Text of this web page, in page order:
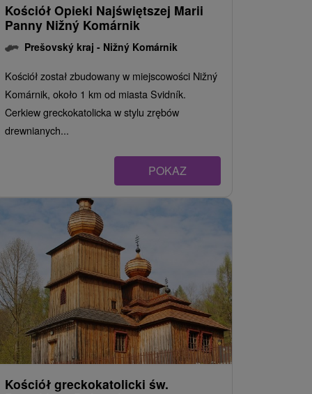
Kościół Opieki Najświętszej Marii
Panny Nižný Komárnik
Prešovský kraj - Nižný Komárnik
Kościół został zbudowany w miejscowości Nižný
Komárnik, około 1 km od miasta Svidník.
Cerkiew greckokatolicka w stylu zrębów
drewnianych...
POKAZ
Kościół greckokatolicki św.